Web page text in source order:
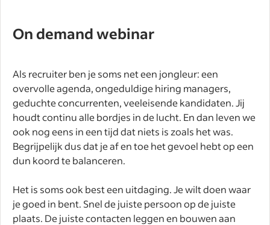
On demand webinar
Als recruiter ben je soms net een jongleur: een
overvolle agenda, ongeduldige hiring managers,
geduchte concurrenten, veeleisende kandidaten. Jij
houdt continu alle bordjes in de lucht. En dan leven we
ook nog eens in een tijd dat niets is zoals het was.
Begrijpelijk dus dat je af en toe het gevoel hebt op een
dun koord te balanceren.
Het is soms ook best een uitdaging. Je wilt doen waar
je goed in bent. Snel de juiste persoon op de juiste
plaats. De juiste contacten leggen en bouwen aan